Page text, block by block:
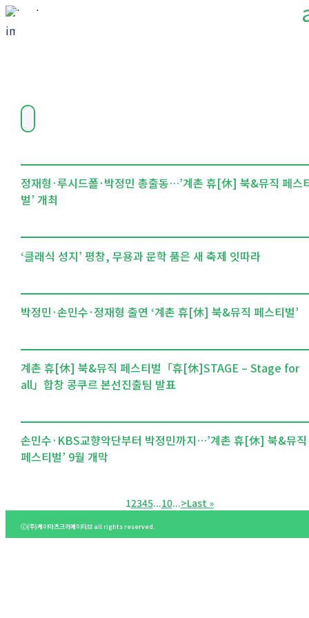
정재형·루시드폴·박정민 총출동…’계촌 휴[休] 북&뮤직 페스
벌’ 개최
‘클래식 성지’ 평창, 무용과 문학 품은 새 축제 잇따라
박정민·손민수·정재형 출연 ‘계촌 휴[休] 북&뮤직 페스티벌’
계촌 휴[休] 북&뮤직 페스티벌「휴[休]STAGE – Stage for
all」합창 콩쿠르 본선진출팀 발표
손민수·KBS교향악단부터 박정민까지…’계촌 휴[休] 북&뮤직
페스티벌’ 9월 개막
12345...10...>Last »
ⓒ(주)케이아츠크리에이티브 all rights reserved.